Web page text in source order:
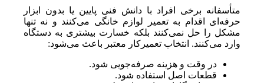
متأسفانه برخی افراد با دانش فنی پایین یا بدون ابزار
حرفه‌ای اقدام به تعمیر لوازم خانگی می‌کنند و نه تنها
مشکل را حل نمی‌کنند بلکه خسارت بیشتری به دستگاه
وارد می‌کنند. انتخاب تعمیرکار معتبر باعث می‌شود:
در وقت و هزینه صرفه‌جویی شود.
قطعات اصل استفاده شود.